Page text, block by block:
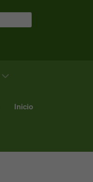
Inicio